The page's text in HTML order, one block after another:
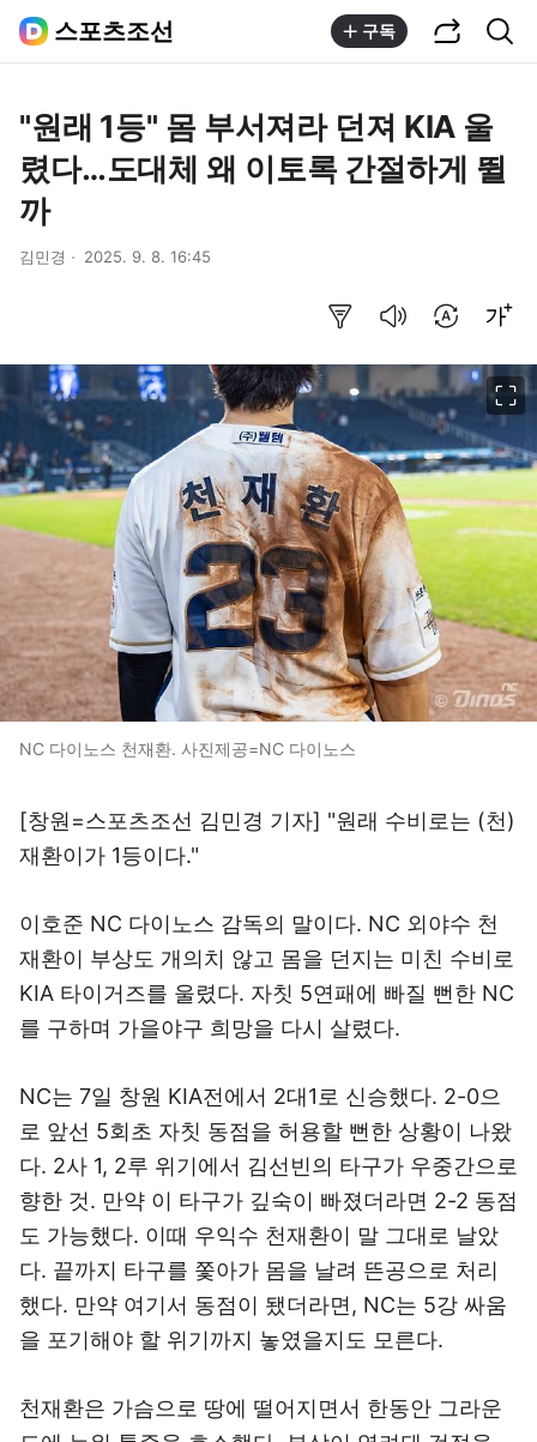
스포츠조선 구독
"원래 1등" 몸 부서져라 던져 KIA 울
렸다…도대체 왜 이토록 간절하게 뛸
까
김민경 2025. 9. 8. 16:45
NC 다이노스 천재환. 사진제공=NC 다이노스
[창원=스포츠조선 김민경 기자] "원래 수비로는 (천)
재환이가 1등이다."
이호준 NC 다이노스 감독의 말이다. NC 외야수 천
재환이 부상도 개의치 않고 몸을 던지는 미친 수비로
KIA 타이거즈를 울렸다. 자칫 5연패에 빠질 뻔한 NC
를 구하며 가을야구 희망을 다시 살렸다.
NC는 7일 창원 KIA전에서 2대1로 신승했다. 2-0으
로 앞선 5회초 자칫 동점을 허용할 뻔한 상황이 나왔
다. 2사 1, 2루 위기에서 김선빈의 타구가 우중간으로
향한 것. 만약 이 타구가 깊숙이 빠졌더라면 2-2 동점
도 가능했다. 이때 우익수 천재환이 말 그대로 날았
다. 끝까지 타구를 쫓아가 몸을 날려 뜬공으로 처리
했다. 만약 여기서 동점이 됐더라면, NC는 5강 싸움
을 포기해야 할 위기까지 놓였을지도 모른다.
천재환은 가슴으로 땅에 떨어지면서 한동안 그라운